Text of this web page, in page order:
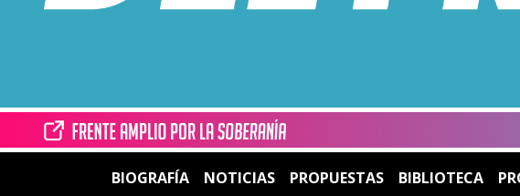
BIOGRAFÍA NOTICIAS PROPUESTAS BIBLIOTECA